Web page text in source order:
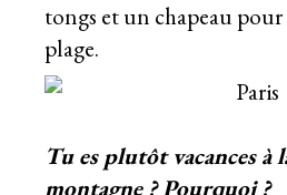
tongs et un chapeau
plage.
Tu es plutôt vacances
montagne ? Pourquoi ?